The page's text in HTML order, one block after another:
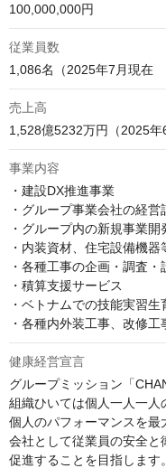
100,000,000円
従業員数
1,086名（2025年7月現在　
売上高
事業内容
・建設DX推進事業
・グループ事業会社の経営
・グループ内の新規事業開
・内装資材、住宅設備機器
・各種工事の企画・調査
・積算支援サービス
・ベトナムでの技能実習
・各種内外装工事、改修
健康経営宣言
グループミッション「
組織ひいては個人一人一人
個人のパフォーマンスを最
会社として従業員の安全と
促進することを目指します。